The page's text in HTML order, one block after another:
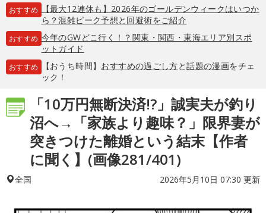
おすすめ
【最大12連休も】2026年のゴールデンウィークはいつか
ら？混雑ピーク予想と回避術をご紹介
おすすめ 今年のGWどこ行く！？関東・関西・東海エリア別スポ
ットガイド
おすすめ 【おうち時間】 おすすめの過ごし方と話題の漫画をチェ
ック！
「10万円無断決済!?」誠実夫が釣り
沼へ→「家族より趣味？」限界妻が
突きつけた離婚という結末【作者
に聞く】(画像281/401)
全国 2026年5月10日 07:30 更新